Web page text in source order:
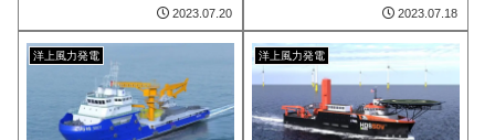
2023.07.20 2023.07.18
洋上風力発電 洋上風力発電